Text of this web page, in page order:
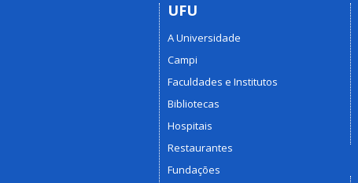
UFU
A Universidade
Campi
Faculdades e Institutos
Bibliotecas
Hospitais
Restaurantes
Fundações